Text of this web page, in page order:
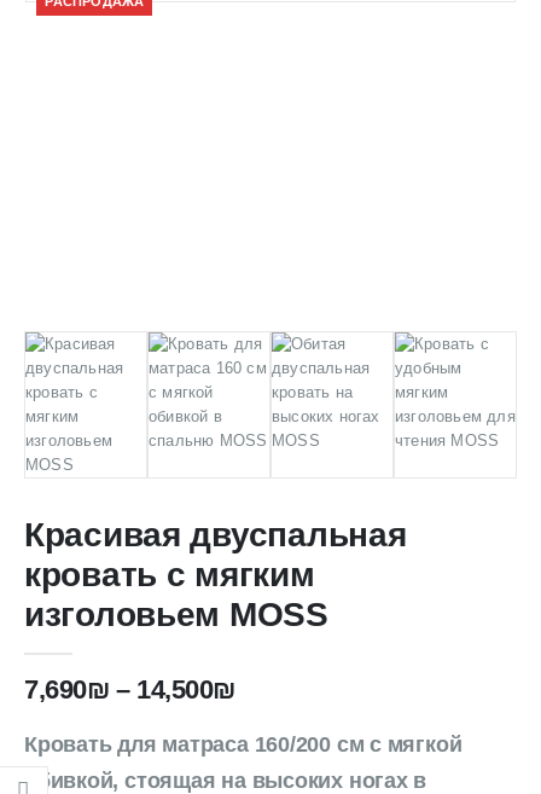
Красивая двуспальная
кровать с мягким
изголовьем MOSS
7,690₪ – 14,500₪
Кровать для матраса 160/200 см с мягкой
обивкой, стоящая на высоких ногах в